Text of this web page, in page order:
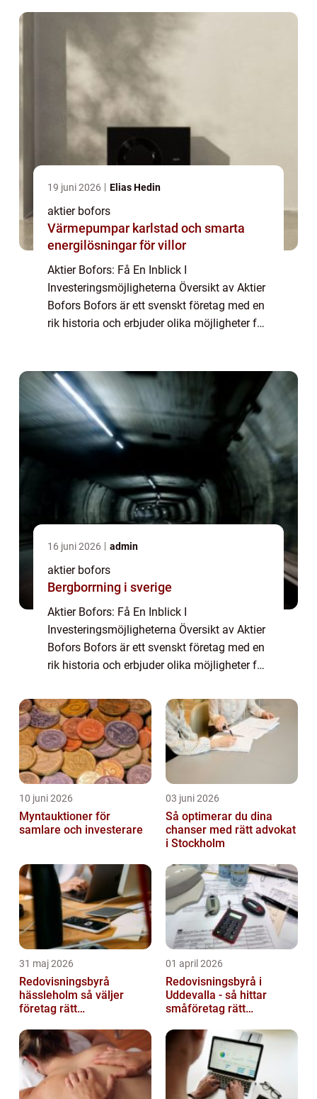
19 juni 2026 Elias Hedin
aktier bofors
Värmepumpar karlstad och smarta
energilösningar för villor
Aktier Bofors: Få En Inblick I
Investeringsmöjligheterna Översikt av Aktier
Bofors Bofors är ett svenskt företag med en
rik historia och erbjuder olika möjligheter för
16 juni 2026 admin
aktier bofors
Bergborrning i sverige
Aktier Bofors: Få En Inblick I
Investeringsmöjligheterna Översikt av Aktier
Bofors Bofors är ett svenskt företag med en
rik historia och erbjuder olika möjligheter för
Denna artikel ger dig en grundlig övers...
10 juni 2026
Myntauktioner för
samlare och investerare
03 juni 2026
Så optimerar du dina
chanser med rätt advokat
i Stockholm
31 maj 2026
Redovisningsbyrå
hässleholm så väljer
företag rätt
01 april 2026
Redovisningsbyrå i
Uddevalla - så hittar
småföretag rätt